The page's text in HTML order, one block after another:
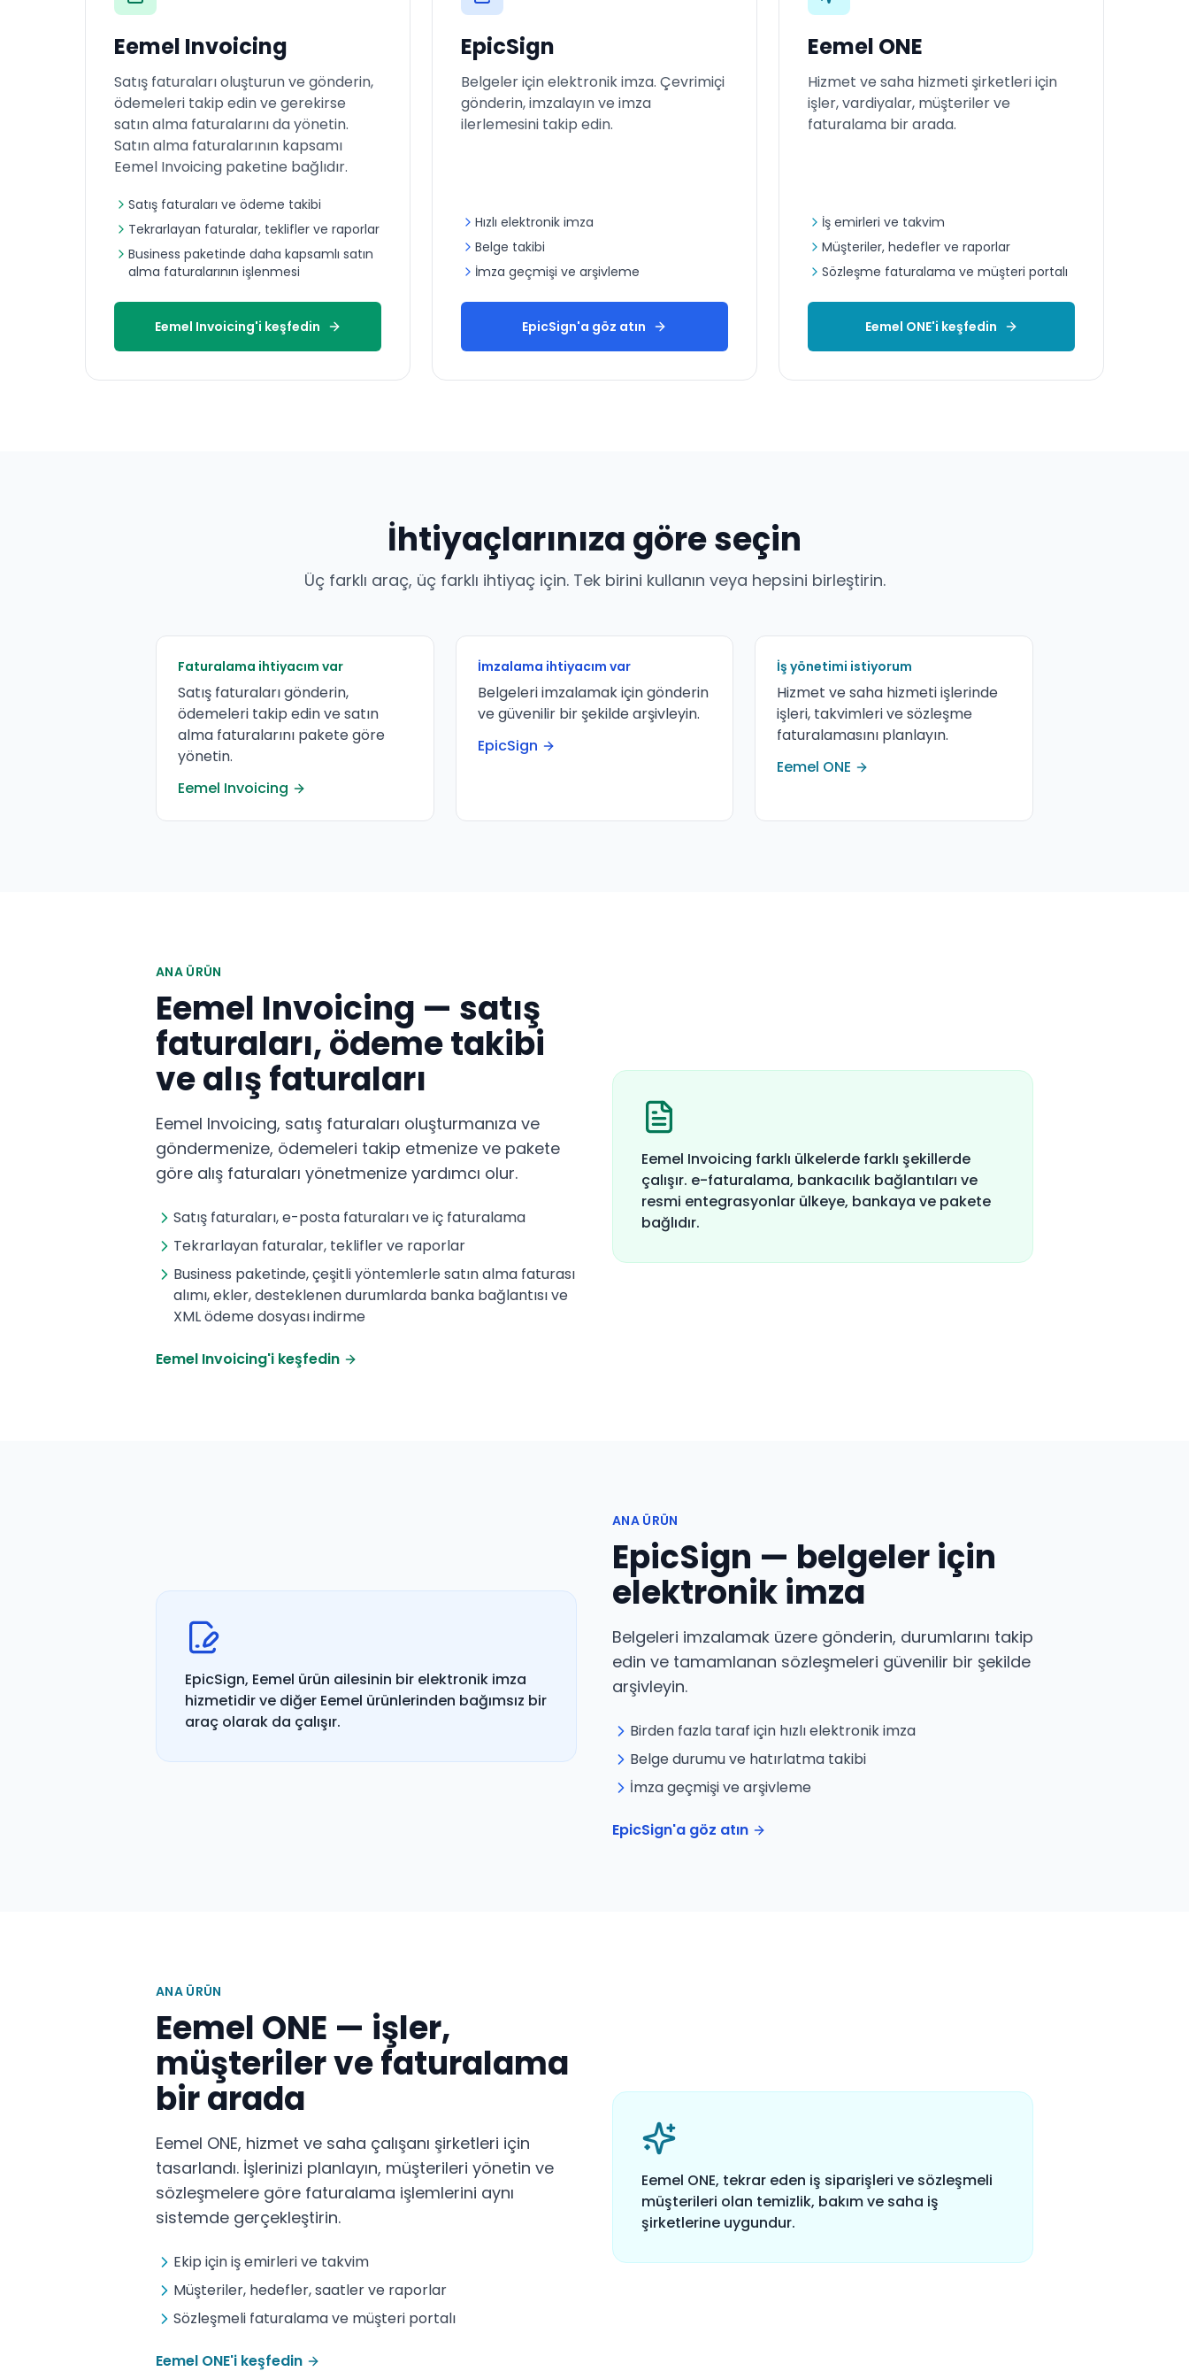
Eemel Invoicing
Satış faturaları oluşturun ve gönderin,
ödemeleri takip edin ve gerekirse
satın alma faturalarını da yönetin.
Satın alma faturalarının kapsamı
Eemel Invoicing paketine bağlıdır.
Satış faturaları ve ödeme takibi
Tekrarlayan faturalar, teklifler ve raporlar
Business paketinde daha kapsamlı satın
alma faturalarının işlenmesi
Eemel Invoicing'i keşfedin
EpicSign
Belgeler için elektronik imza. Çevrimiçi
gönderin, imzalayın ve imza
ilerlemesini takip edin.
Hızlı elektronik imza
Belge takibi
İmza geçmişi ve arşivleme
EpicSign'a göz atın
Eemel ONE
Hizmet ve saha hizmeti şirketleri için
işler, vardiyalar, müşteriler ve
faturalama bir arada.
İş emirleri ve takvim
Müşteriler, hedefler ve raporlar
Sözleşme faturalama ve müşteri portalı
Eemel ONE'i keşfedin
İhtiyaçlarınıza göre seçin
Üç farklı araç, üç farklı ihtiyaç için. Tek birini kullanın veya hepsini birleştirin.
Faturalama ihtiyacım var
Satış faturaları gönderin,
ödemeleri takip edin ve satın
alma faturalarını pakete göre
yönetin.
Eemel Invoicing
İmzalama ihtiyacım var
Belgeleri imzalamak için gönderin
ve güvenilir bir şekilde arşivleyin.
EpicSign
İş yönetimi istiyorum
Hizmet ve saha hizmeti işlerinde
işleri, takvimleri ve sözleşme
faturalamasını planlayın.
Eemel ONE
ANA ÜRÜN
Eemel Invoicing — satış
faturaları, ödeme takibi
ve alış faturaları
Eemel Invoicing, satış faturaları oluşturmanıza ve
göndermenize, ödemeleri takip etmenize ve pakete
göre alış faturaları yönetmenize yardımcı olur.
Satış faturaları, e-posta faturaları ve iç faturalama
Tekrarlayan faturalar, teklifler ve raporlar
Business paketinde, çeşitli yöntemlerle satın alma faturası
alımı, ekler, desteklenen durumlarda banka bağlantısı ve
XML ödeme dosyası indirme
Eemel Invoicing'i keşfedin
Eemel Invoicing farklı ülkelerde farklı şekillerde
çalışır. e-faturalama, bankacılık bağlantıları ve
resmi entegrasyonlar ülkeye, bankaya ve pakete
bağlıdır.
ANA ÜRÜN
EpicSign — belgeler için
elektronik imza
Belgeleri imzalamak üzere gönderin, durumlarını takip
edin ve tamamlanan sözleşmeleri güvenilir bir şekilde
arşivleyin.
Birden fazla taraf için hızlı elektronik imza
Belge durumu ve hatırlatma takibi
İmza geçmişi ve arşivleme
EpicSign'a göz atın
EpicSign, Eemel ürün ailesinin bir elektronik imza
hizmetidir ve diğer Eemel ürünlerinden bağımsız bir
araç olarak da çalışır.
ANA ÜRÜN
Eemel ONE — işler,
müşteriler ve faturalama
bir arada
Eemel ONE, hizmet ve saha çalışanı şirketleri için
tasarlandı. İşlerinizi planlayın, müşterileri yönetin ve
sözleşmelere göre faturalama işlemlerini aynı
sistemde gerçekleştirin.
Ekip için iş emirleri ve takvim
Müşteriler, hedefler, saatler ve raporlar
Sözleşmeli faturalama ve müşteri portalı
Eemel ONE'i keşfedin
Eemel ONE, tekrar eden iş siparişleri ve sözleşmeli
müşterileri olan temizlik, bakım ve saha iş
şirketlerine uygundur.